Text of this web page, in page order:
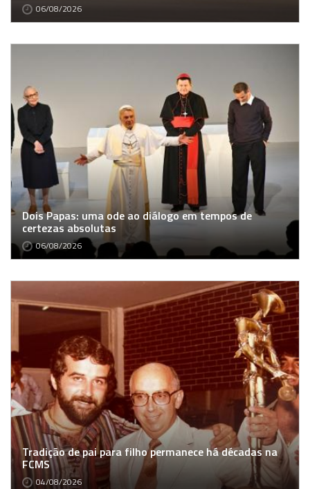
06/08/2026
Dois Papas: uma ode ao diálogo em tempos de
certezas absolutas
06/08/2026
Tradição de pai para filho permanece há décadas na
FCMS
04/08/2026